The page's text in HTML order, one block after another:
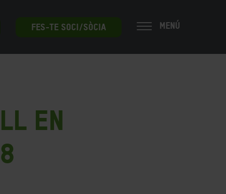
FES-TE SOCI/SÒCIA MENÚ
en